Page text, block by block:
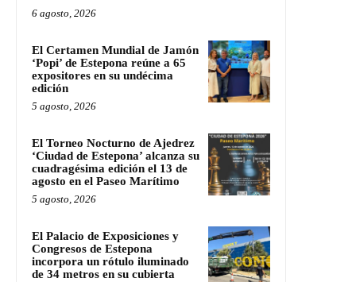
6 agosto, 2026
El Certamen Mundial de Jamón
‘Popi’ de Estepona reúne a 65
expositores en su undécima
edición
5 agosto, 2026
El Torneo Nocturno de Ajedrez
‘Ciudad de Estepona’ alcanza su
cuadragésima edición el 13 de
agosto en el Paseo Marítimo
5 agosto, 2026
El Palacio de Exposiciones y
Congresos de Estepona
incorpora un rótulo iluminado
de 34 metros en su cubierta